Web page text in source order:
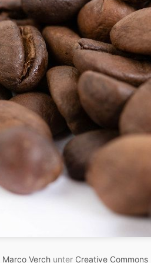
Marco Verchunter Creative Commons